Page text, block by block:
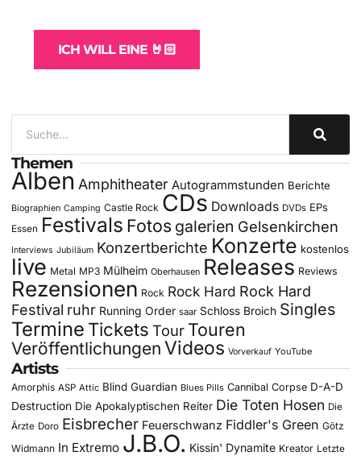
ICH WILL EINE 🤘🏻
Themen
Alben Amphitheater Autogrammstunden Berichte
Biographien Camping Castle Rock CDs Downloads DVDs EPs
Essen Festivals Fotos galerien Gelsenkirchen
Interviews Jubiläum Konzertberichte Konzerte kostenlos
live Metal MP3 Mülheim Oberhausen Releases Reviews
Rezensionen Rock Rock Hard Rock Hard
Festival ruhr Running Order saar Schloss Broich Singles
Termine Tickets Tour Touren
Veröffentlichungen Videos Vorverkauf YouTube
Artists
Amorphis ASP Attic Blind Guardian Blues Pills Cannibal Corpse D-A-D
Destruction Die Apokalyptischen Reiter Die Toten Hosen Die
Ärzte Doro Eisbrecher Feuerschwanz Fiddler's Green Götz
Widmann In Extremo J.B.O. Kissin' Dynamite Kreator Letzte